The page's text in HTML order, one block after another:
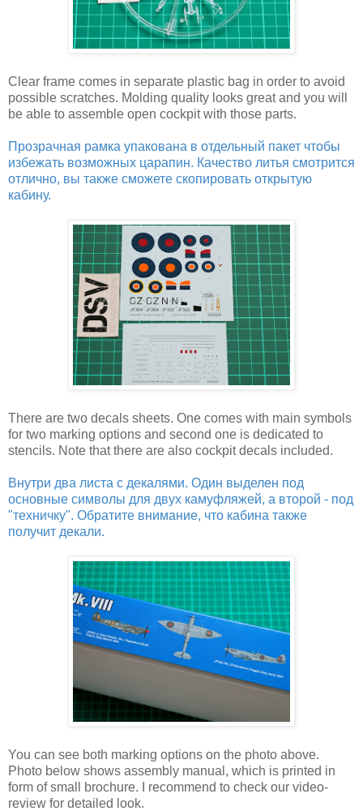
Clear frame comes in separate plastic bag in order to avoid
possible scratches. Molding quality looks great and you will
be able to assemble open cockpit with those parts.
Прозрачная рамка упакована в отдельный пакет чтобы
избежать возможных царапин. Качество литья смотрится
отлично, вы также сможете скопировать открытую
кабину.
There are two decals sheets. One comes with main symbols
for two marking options and second one is dedicated to
stencils. Note that there are also cockpit decals included.
Внутри два листа с декалями. Один выделен под
основные символы для двух камуфляжей, а второй - под
"техничку". Обратите внимание, что кабина также
получит декали.
You can see both marking options on the photo above.
Photo below shows assembly manual, which is printed in
form of small brochure. I recommend to check our video-
review for detailed look.